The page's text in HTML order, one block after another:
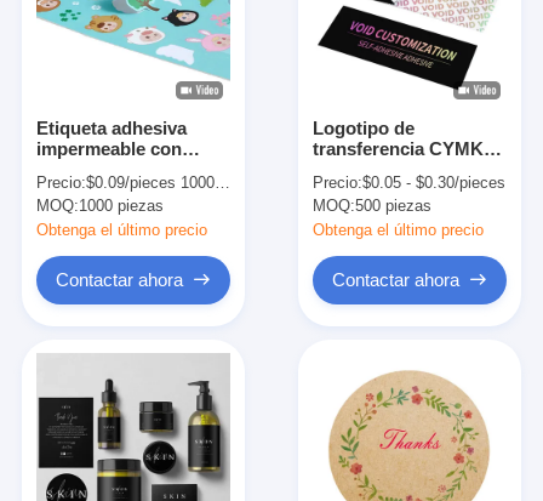
Etiqueta adhesiva
impermeable con
Etiquetas adhesivas
en relieve
personalizadas
Precio:$0.09/pieces 1000-4999 pieces
MOQ:1000 piezas
Obtenga el último precio
Contactar ahora
Logotipo de
transferencia CYMK
personalizadas de lujo
Etiqueta de cristal de
plata de oro
Precio:$0.05 - $0.30/pieces
MOQ:500 piezas
Obtenga el último precio
Contactar ahora